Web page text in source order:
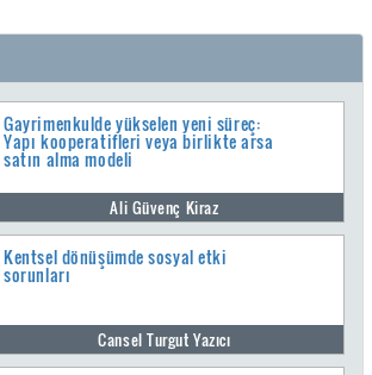
Gayrimenkulde yükselen yeni süreç:
Yapı kooperatifleri veya birlikte arsa
satın alma modeli
Ali Güvenç Kiraz
Kentsel dönüşümde sosyal etki
sorunları
Cansel Turgut Yazıcı